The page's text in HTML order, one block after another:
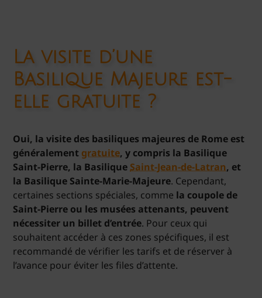
La visite d’une
Basilique Majeure est-
elle gratuite ?
Oui, la visite des basiliques majeures de Rome est
généralement gratuite, y compris la Basilique
Saint-Pierre, la Basilique Saint-Jean-de-Latran, et
la Basilique Sainte-Marie-Majeure. Cependant,
certaines sections spéciales, comme la coupole de
Saint-Pierre ou les musées attenants, peuvent
nécessiter un billet d’entrée. Pour ceux qui
souhaitent accéder à ces zones spécifiques, il est
recommandé de vérifier les tarifs et de réserver à
l’avance pour éviter les files d’attente.